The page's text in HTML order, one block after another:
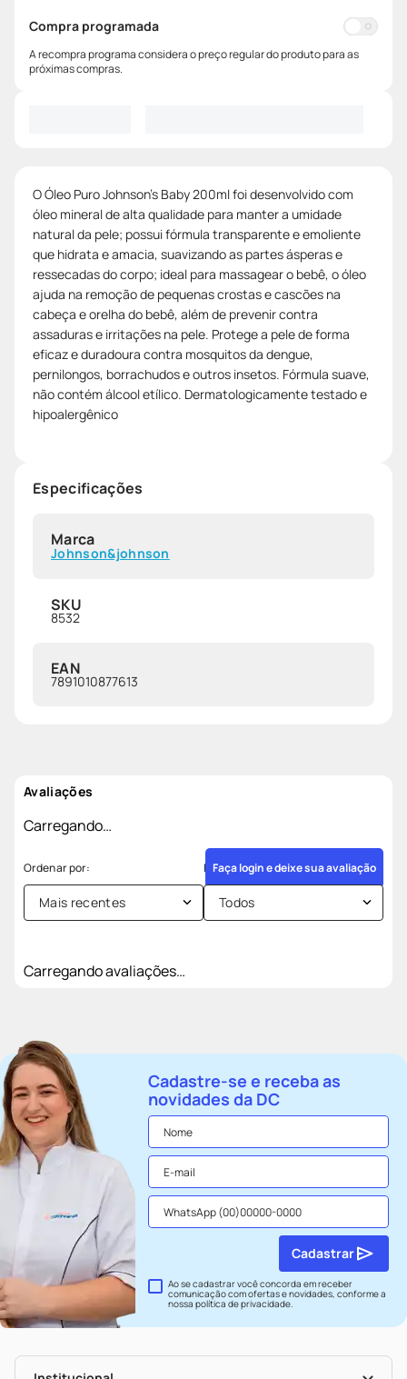
Compra programada
A recompra programa considera o preço regular do produto para as
próximas compras.
O Óleo Puro Johnson's Baby 200ml foi desenvolvido com
óleo mineral de alta qualidade para manter a umidade
natural da pele; possui fórmula transparente e emoliente
que hidrata e amacia, suavizando as partes ásperas e
ressecadas do corpo; ideal para massagear o bebê, o óleo
ajuda na remoção de pequenas crostas e cascões na
cabeça e orelha do bebê, além de prevenir contra
assaduras e irritações na pele. Protege a pele de forma
eficaz e duradoura contra mosquitos da dengue,
pernilongos, borrachudos e outros insetos. Fórmula suave,
não contém álcool etílico. Dermatologicamente testado e
hipoalergênico
Especificações
Marca
Johnson&johnson
SKU
8532
EAN
7891010877613
Avaliações
Carregando…
Faça login e deixe sua avaliação
Mais recentes Todos
Carregando avaliações…
Cadastre-se e receba as
novidades da DC
Ao se cadastrar você concorda em receber
comunicação com ofertas e novidades, conforme a
nossapolítica de privacidade.
Cadastrar